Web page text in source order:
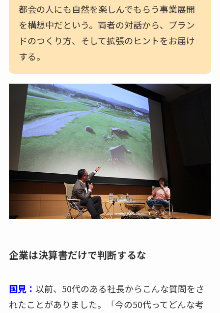
都会の人にも自然を楽しんでもらう事業展開
を構想中だという。両者の対話から、ブラン
ドのつくり方、そして拡張のヒントをお届け
する。
企業は決算書だけで判断するな
国見： 以前、50代のある社長からこんな質問をさ
れたことがありました。「今の50代ってどんな考